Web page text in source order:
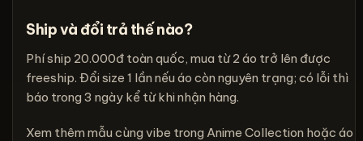
Ship và đổi trả thế nào?
Phí ship 20.000đ toàn quốc, mua từ 2 áo trở lên được
freeship. Đổi size 1 lần nếu áo còn nguyên trạng; có lỗi thì
báo trong 3 ngày kể từ khi nhận hàng.
Xem thêm mẫu cùng vibe trong Anime Collection hoặc áo